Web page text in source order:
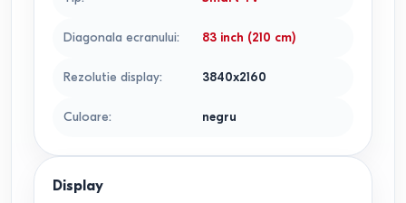
Diagonala ecranului: 83 inch (210 cm)
Rezolutie display: 3840x2160
Culoare: negru
Display